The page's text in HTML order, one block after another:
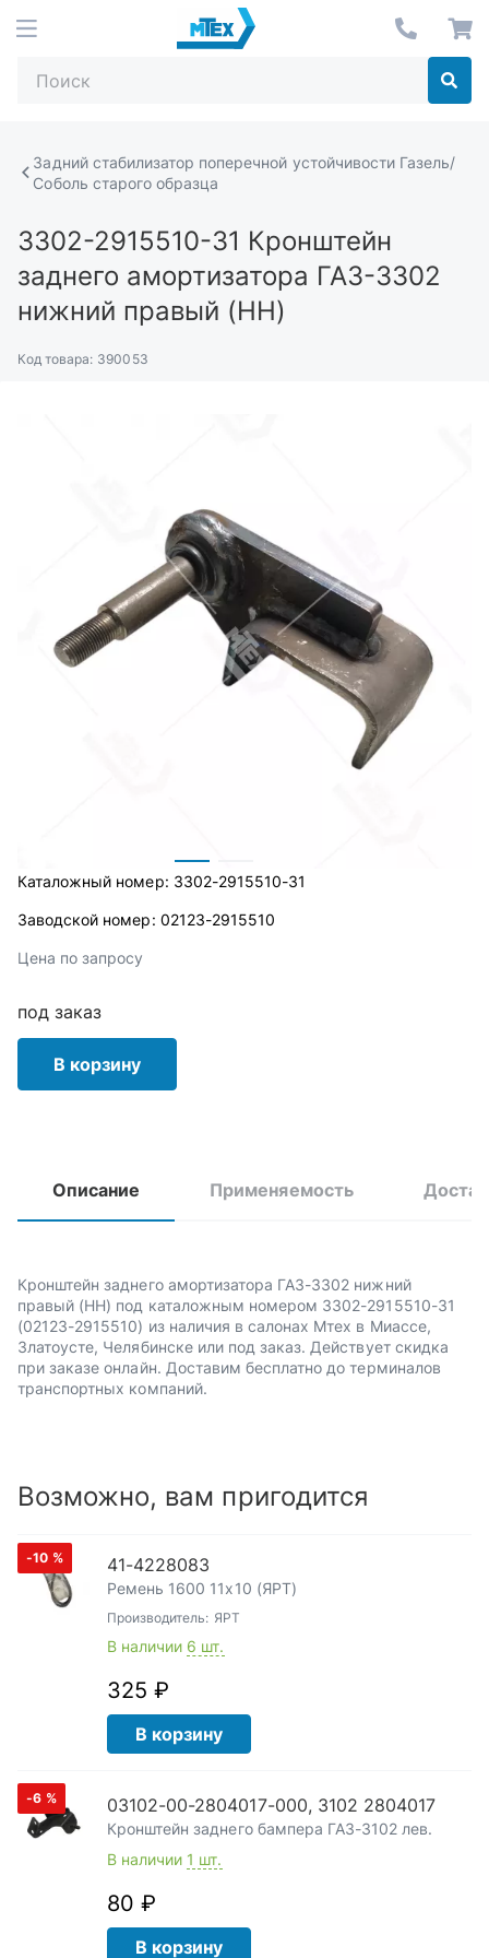
Задний стабилизатор поперечной устойчивости Газель/
Соболь старого образца
3302-2915510-31 Кронштейн
заднего амортизатора ГАЗ-3302
нижний правый (НН)
Код товара: 390053
Каталожный номер: 3302-2915510-31
Заводской номер: 02123-2915510
Цена по запросу
под заказ
В корзину
Описание Применяемость
Кронштейн заднего амортизатора ГАЗ-3302 нижний
правый (НН) под каталожным номером 3302-2915510-31
(02123-2915510) из наличия в салонах Мтех в Миассе,
Златоусте, Челябинске или под заказ. Действует скидка
при заказе онлайн. Доставим бесплатно до терминалов
транспортных компаний.
Возможно, вам пригодится
-10 % 41-4228083
Ремень 1600 11х10 (ЯРТ)
Производитель: ЯРТ
В наличии 6 шт.
325 ₽
В корзину
-6 % 03102-00-2804017-000, 3102 2804017
Кронштейн заднего бампера ГАЗ-3102 лев.
В наличии 1 шт.
80 ₽
В корзину